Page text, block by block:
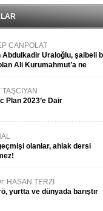
oldu
CANPOLAT
Abdulkadir Uraloğlu, şaibeli
Ali Kurumahmut’a ne
TAŞCIYAN
Plan 2023’e Dair
olanlar, ahlak dersi
HASAN TERZİ
yurtta ve dünyada barıştır